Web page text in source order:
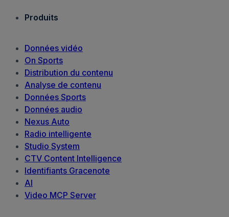
Produits
Données vidéo
On Sports
Distribution du contenu
Analyse de contenu
Données Sports
Données audio
Nexus Auto
Radio intelligente
Studio System
CTV Content Intelligence
Identifiants Gracenote
AI
Video MCP Server